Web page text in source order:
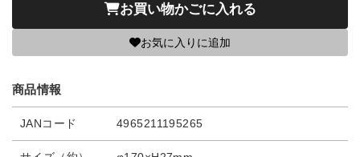
お買い物かごに入れる
お気に入りに追加
商品情報
JANコード 4965211195265